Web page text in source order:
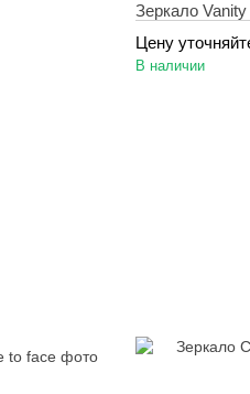
Зеркало
Цену
В наличии